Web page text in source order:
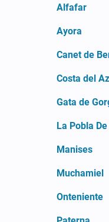
Alfafar
Ayora
Canet de
Costa del
Gata de
La Pobla
Manises
Muchamiel
Onteniente